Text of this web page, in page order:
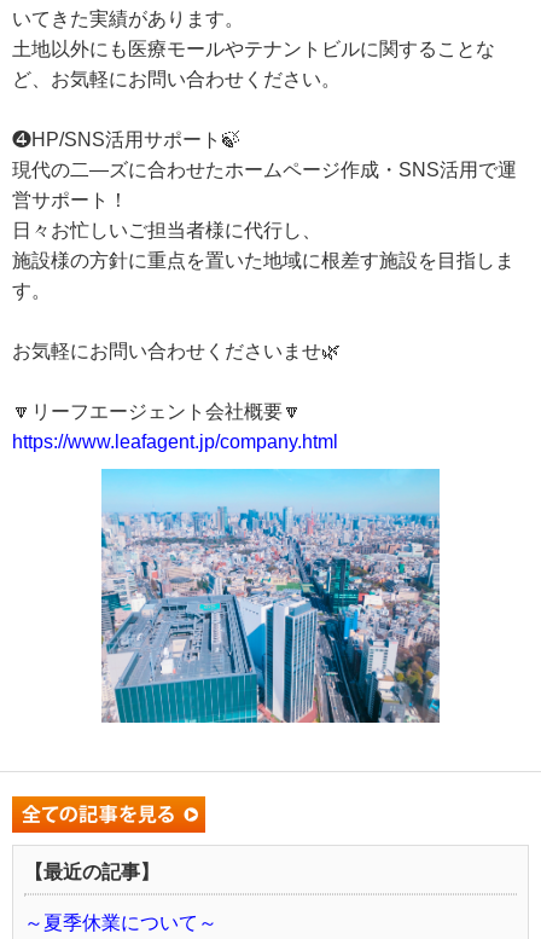
いてきた実績があります。
土地以外にも医療モールやテナントビルに関することな
ど、お気軽にお問い合わせください。
❹HP/SNS活用サポート🍃
現代の二―ズに合わせたホームページ作成・SNS活用で運
営サポート！
日々お忙しいご担当者様に代行し、
施設様の方針に重点を置いた地域に根差す施設を目指しま
す。
お気軽にお問い合わせくださいませ🌿
🔽リーフエージェント会社概要🔽
https://www.leafagent.jp/company.html
【最近の記事】
～夏季休業について～